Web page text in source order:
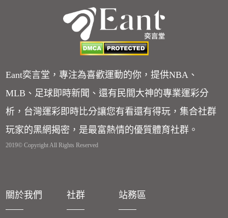
Eant奕言堂，專注為喜歡運動的你，提供NBA、
MLB、足球即時新聞、還有民間大神的專業運彩分
析，台灣運彩即時比分讓您有看還有得玩，集合社群
玩家的黑網揭密，是最富熱情的優質體育社群。
2019© Copyright All Rights Reserved
關於我們 社群 站務區